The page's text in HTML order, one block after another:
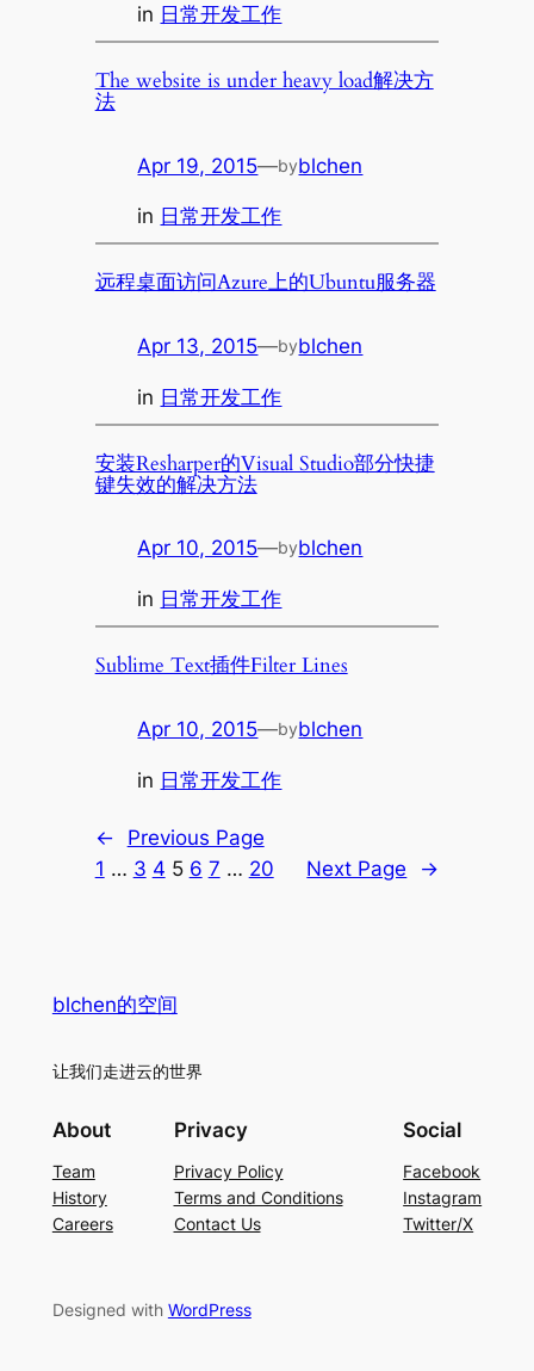
in 日常开发工作
The website is under heavy load解决方
法
Apr 19, 2015—byblchen
in 日常开发工作
远程桌面访问Azure上的Ubuntu服务器
Apr 13, 2015—byblchen
in 日常开发工作
安装Resharper的Visual Studio部分快捷
键失效的解决方法
Apr 10, 2015—byblchen
in 日常开发工作
Sublime Text插件Filter Lines
Apr 10, 2015—byblchen
in 日常开发工作
←
Previous Page
1 … 3 4 5 6 7 … 20 Next Page →
blchen的空间
让我们走进云的世界
About
Team
History
Careers
Privacy
Privacy Policy
Terms and Conditions
Contact Us
Social
Facebook
Instagram
Twitter/X
Designed with WordPress